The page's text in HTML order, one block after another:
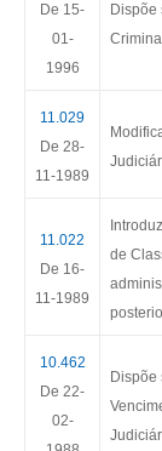
De 15-
01-
1996
Dispõe
11.029
De 28-
11-1989
11.022
De 16-
11-1989
de
10.462
De 22-
02-
Dispõe